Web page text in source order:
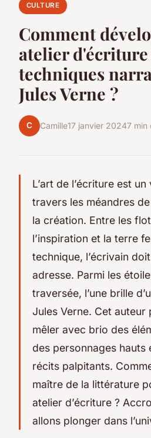
CULTURE
Comment
atelier d'écriture
techniques
Jules Verne ?
C Camille17 janvier 20247 min
L’art de l’écriture est
travers les méandres
la création. Entre les
l’inspiration et la terre
technique, l’écrivain
adresse. Parmi les
traversée, l’une brille
Jules Verne. Cet auteur
mêler avec brio des
des personnages hauts
récits palpitants.
maître de la littérature
atelier d’écriture ?
allons plonger dans